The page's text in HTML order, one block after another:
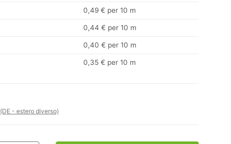
0,49 € per 10 m
0,44 € per 10 m
0,40 € per 10 m
0,35 € per 10 m
(DE - estero diverso)